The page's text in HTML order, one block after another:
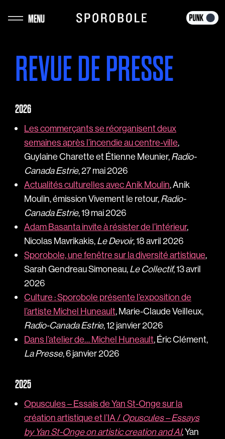
au
MENU
REVUE DE PRESSE
2026
Les commerçants se réorganisent deux
semaines après l’incendie au centre-ville,
Guylaine Charette et Étienne Meunier,Radio-
Canada Estrie, 27 mai 2026
Actualités culturelles avec Anik Moulin, Anik
Moulin, émission Vivement le retour,Radio-
Canada Estrie, 19 mai 2026
Adam Basanta invite à résister de l’intérieur,
Nicolas Mavrikakis,Le Devoir, 18 avril 2026
Sporobole, une fenêtre sur la diversité artistique,
Sarah Gendreau Simoneau,Le Collectif, 13 avril
2026
Culture : Sporobole présente l’exposition de
l’artiste Michel Huneault, Marie-Claude Veilleux,
Radio-Canada Estrie, 12 janvier 2026
Dans l’atelier de… Michel Huneault, Éric Clément,
La Presse, 6 janvier 2026
2025
Opuscules – Essais de Yan St-Onge sur la
création artistique et l’IA / Opuscules – Essays
by Yan St-Onge on artistic creation and AI, Yan